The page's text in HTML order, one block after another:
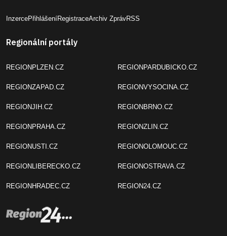
InzercePřihlášeníRegistraceArchiv ZprávRSS
Regionální portály
REGIONPLZEN.CZ
REGIONZAPAD.CZ
REGIONJIH.CZ
REGIONPRAHA.CZ
REGIONUSTI.CZ
REGIONLIBERECKO.CZ
REGIONHRADEC.CZ
REGIONPARDUBICKO.CZ
REGIONVYSOCINA.CZ
REGIONBRNO.CZ
REGIONZLIN.CZ
REGIONOLOMOUC.CZ
REGIONOSTRAVA.CZ
REGION24.CZ